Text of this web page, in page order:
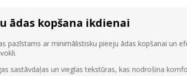
ādas kopšana ikdienai
pazīstams ar minimālistisku pieeju ādas kopšanai un
sastāvdaļas un vieglas tekstūras, kas nodrošina